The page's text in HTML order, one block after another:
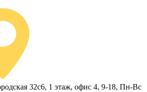
32с6, 1 этаж, офис 4, 9-18, Пн-Вс